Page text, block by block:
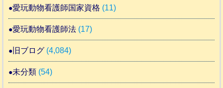
愛玩動物看護師国家資格 (11)
愛玩動物看護師法 (17)
旧ブログ (4,084)
未分類 (54)